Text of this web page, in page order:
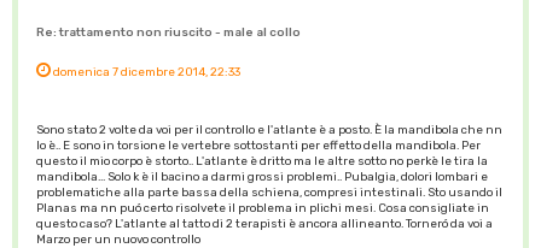
Re: trattamento non riuscito - male al collo
domenica 7 dicembre 2014, 22:33
Sono stato 2 volte da voi per il controllo e l'atlante è a posto. È la mandibola che nn
lo è.. E sono in torsione le vertebre sottostanti per effetto della mandibola. Per
questo il mio corpo è storto.. L'atlante è dritto ma le altre sotto no perkè le tira la
mandibola... Solo k è il bacino a darmi grossi problemi.. Pubalgia, dolori lombari e
problematiche alla parte bassa della schiena, compresi intestinali. Sto usando il
Planas ma nn puó certo risolvete il problema in plichi mesi. Cosa consigliate in
questo caso? L'atlante al tatto di 2 terapisti è ancora allineanto. Torneró da voi a
Marzo per un nuovo controllo